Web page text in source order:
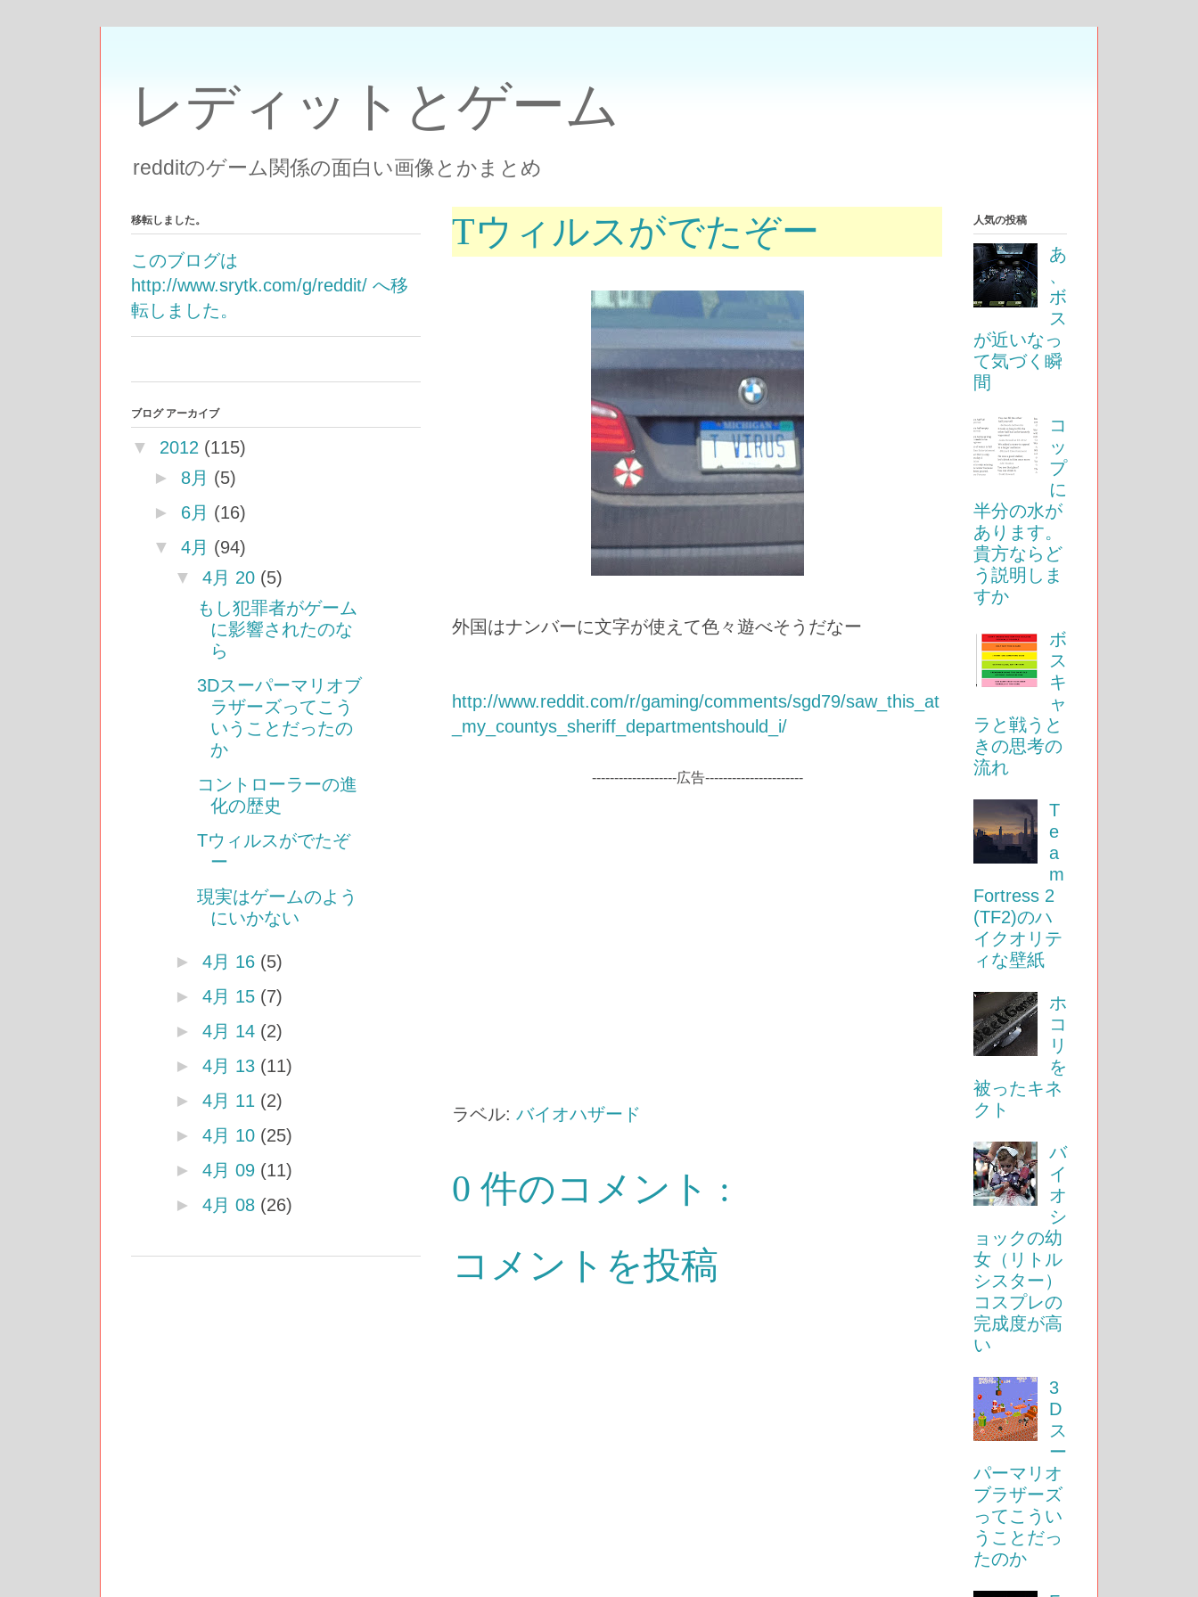
レディットとゲーム
redditのゲーム関係の面白い画像とかまとめ
Tウィルスがでたぞー
外国はナンバーに文字が使えて色々遊べそうだなー
http://www.reddit.com/r/gaming/comments/sgd79/saw_this_at
_my_countys_sheriff_departmentshould_i/
-------------------広告----------------------
ラベル: バイオハザード
0 件のコメント :
コメントを投稿
移転しました。
このブログは
http://www.srytk.com/g/reddit/ へ移
転しました。
ブログ アーカイブ
▼ 2012 (115)
► 8月 (5)
► 6月 (16)
▼
4月 (94)
▼
4月 20 (5)
もし犯罪者がゲーム
に影響されたのな
ら
3Dスーパーマリオブ
ラザーズってこう
いうことだったの
か
コントローラーの進
化の歴史
Tウィルスがでたぞ
ー
現実はゲームのよう
にいかない
► 4月 16 (5)
► 4月 15 (7)
► 4月 14 (2)
► 4月 13 (11)
► 4月 11 (2)
► 4月 10 (25)
► 4月 09 (11)
► 4月 08 (26)
人気の投稿
あ
、
ボ
ス
が近いなっ
て気づく瞬
間
コ
ッ
プ
に
半分の水が
あります。
貴方ならど
う説明しま
すか
ボ
ス
キ
ャ
ラと戦うと
きの思考の
流れ
T
e
a
m
Fortress 2
(TF2)のハ
イクオリテ
ィな壁紙
ホ
コ
リ
を
被ったキネ
クト
バ
イ
オ
シ
ョックの幼
女（リトル
シスター）
コスプレの
完成度が高
い
3
D
ス
ー
パーマリオ
ブラザーズ
ってこうい
うことだっ
たのか